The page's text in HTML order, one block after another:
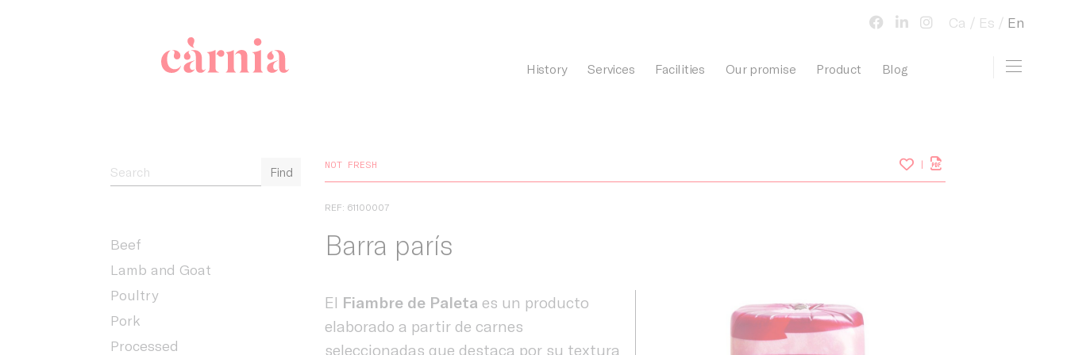
History Services Facilities Our promise Product Blog Toggle
Ca Es En
Find
Beef
Lamb and Goat
Poultry
Pork
Processed
NOT FRESH
REF: 61100007
Barra parís
El Fiambre de Paleta es un producto
elaborado a partir de carnes
seleccionadas que destaca por su textura